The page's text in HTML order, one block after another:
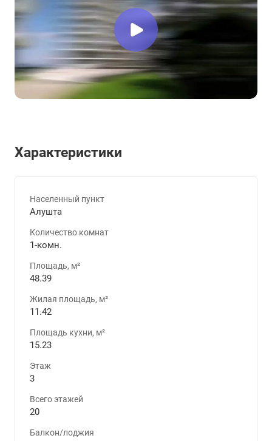
Характеристики
Населенный пункт
Алушта
Количество комнат
1-комн.
Площадь, м²
48.39
Жилая площадь, м²
11.42
Площадь кухни, м²
15.23
Этаж
3
Всего этажей
20
Балкон/лоджия